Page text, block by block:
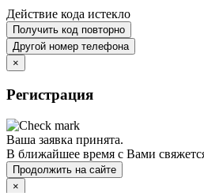
Действие кода истекло
Получить код повторно
Другой номер телефона
×
Регистрация
Ваша заявка принята.
В ближайшее время с Вами
Продолжить на сайте
×